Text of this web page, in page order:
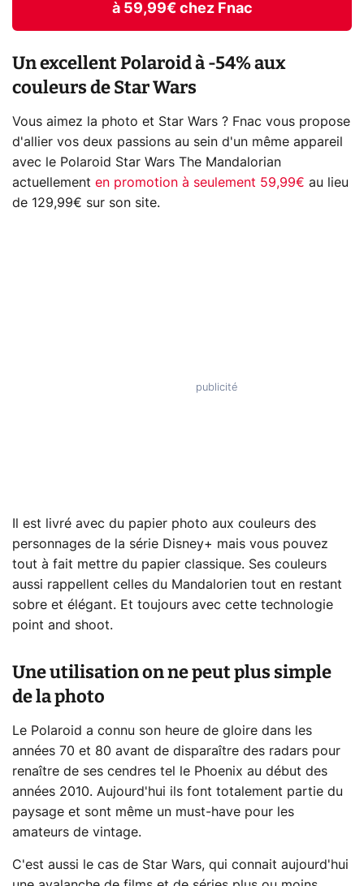
à 59,99€ chez Fnac
Un excellent Polaroid à -54% aux
couleurs de Star Wars
Vous aimez la photo et Star Wars ? Fnac vous propose
d'allier vos deux passions au sein d'un même appareil
avec le Polaroid Star Wars The Mandalorian
actuellement en promotion à seulement 59,99€ au lieu
de 129,99€ sur son site.
Il est livré avec du papier photo aux couleurs des
personnages de la série Disney+ mais vous pouvez
tout à fait mettre du papier classique. Ses couleurs
aussi rappellent celles du Mandalorien tout en restant
sobre et élégant. Et toujours avec cette technologie
point and shoot.
Une utilisation on ne peut plus simple
de la photo
Le Polaroid a connu son heure de gloire dans les
années 70 et 80 avant de disparaître des radars pour
renaître de ses cendres tel le Phoenix au début des
années 2010. Aujourd'hui ils font totalement partie du
paysage et sont même un must-have pour les
amateurs de vintage.
C'est aussi le cas de Star Wars, qui connait aujourd'hui